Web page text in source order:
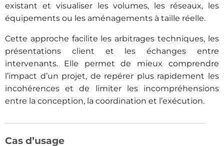
existant et visualiser les volumes, les réseaux, les
équipements ou les aménagements à taille réelle.
Cette approche facilite les arbitrages techniques, les
présentations client et les échanges entre
intervenants. Elle permet de mieux comprendre
l’impact d’un projet, de repérer plus rapidement les
incohérences et de limiter les incompréhensions
entre la conception, la coordination et l’exécution.
Cas d’usage